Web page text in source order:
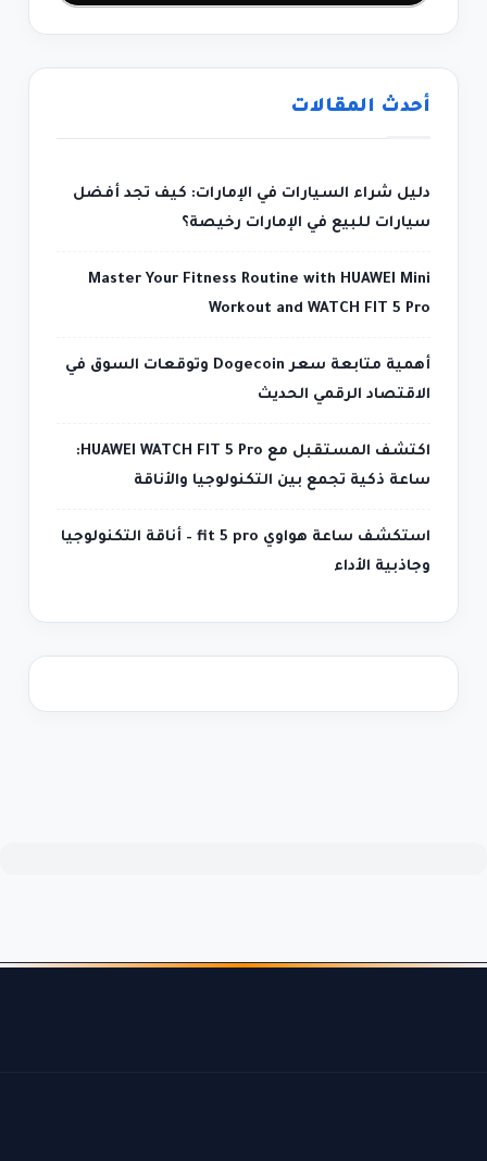
أحدث المقالات
دليل شراء السيارات في الإمارات: كيف تجد أفضل
سيارات للبيع في الإمارات رخيصة؟
Master Your Fitness Routine with HUAWEI Mini
Workout and WATCH FIT 5 Pro
أهمية متابعة سعر Dogecoin وتوقعات السوق في
الاقتصاد الرقمي الحديث
اكتشف المستقبل مع HUAWEI WATCH FIT 5 Pro:
ساعة ذكية تجمع بين التكنولوجيا والأناقة
استكشف ساعة هواوي fit 5 pro – أناقة التكنولوجيا
وجاذبية الأداء